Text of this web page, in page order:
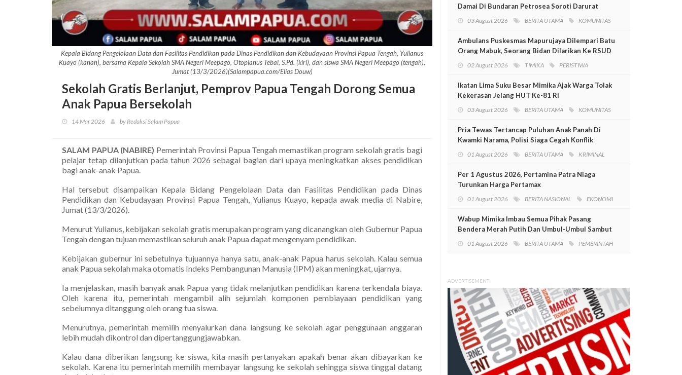
Kepala Bidang Pengelolaan Data dan Fasilitas Pendidikan pada Dinas Pendidikan dan Kebudayaan Provinsi Papua Tengah, Yulianus
Kuayo (kanan), bersama Kepala Sekolah SMA Negeri Meepago, Otopianus Tebai, S.Pd. (kiri), dan siswa SMA Negeri Meepago (tengah),
Jumat (13/3/2026)(Salampapua.com/Elias Douw)
Sekolah Gratis Berlanjut, Pemprov Papua Tengah Dorong Semua
Anak Papua Bersekolah
14 Mar 2026 by Redaksi Salam Papua
SALAM PAPUA (NABIRE) Pemerintah Provinsi Papua Tengah memastikan program sekolah gratis bagi
pelajar tetap dilanjutkan pada tahun 2026 sebagai bagian dari upaya meningkatkan akses pendidikan
bagi anak-anak Papua.
Hal tersebut disampaikan Kepala Bidang Pengelolaan Data dan Fasilitas Pendidikan pada Dinas
Pendidikan dan Kebudayaan Provinsi Papua Tengah, Yulianus Kuayo, kepada awak media di Nabire,
Jumat (13/3/2026).
Menurut Yulianus, kebijakan sekolah gratis merupakan program yang dicanangkan oleh Gubernur Papua
Tengah dengan tujuan memastikan seluruh anak Papua dapat mengenyam pendidikan.
Kebijakan gubernur ini sebetulnya tujuannya hanya satu, anak-anak Papua harus sekolah. Kalau semua
anak Papua sekolah maka otomatis Indeks Pembangunan Manusia (IPM) akan meningkat, ujarnya.
Ia menjelaskan, masih banyak anak Papua yang tidak melanjutkan pendidikan karena terkendala biaya.
Oleh karena itu, pemerintah mengambil alih sejumlah komponen pembiayaan pendidikan yang
sebelumnya ditanggung oleh orang tua siswa.
Menurutnya, pemerintah memilih menyalurkan dana langsung ke sekolah agar penggunaan anggaran
lebih mudah dikontrol dan dipertanggungjawabkan.
Kalau dana diberikan langsung ke siswa, kita masih pertanyakan apakah benar akan dibayarkan ke
sekolah. Karena itu pemerintah memilih membayar langsung ke sekolah sehingga siswa tinggal datang
Damai Di Bundaran Petrosea Soroti Darurat
03 August 2026 BERITA UTAMA KOMUNITAS
Ambulans Puskesmas Mapurujaya Dilempari Batu
Orang Mabuk, Seorang Bidan Dilarikan Ke RSUD
02 August 2026 TIMIKA PERISTIWA
Ikatan Lima Suku Besar Mimika Ajak Warga Tolak
Kekerasan Jelang HUT Ke-81 RI
03 August 2026 BERITA UTAMA KOMUNITAS
Pria Tewas Tertancap Puluhan Anak Panah Di
Kwamki Narama, Polisi Siaga Cegah Konflik
01 August 2026 BERITA UTAMA KRIMINAL
Per 1 Agustus 2026, Pertamina Patra Niaga
Turunkan Harga Pertamax
01 August 2026 BERITA NASIONAL EKONOMI
Wabup Mimika Imbau Semua Pihak Pasang
Bendera Merah Putih Dan Umbul-Umbul Sambut
01 August 2026 BERITA UTAMA PEMERINTAH
ADVERTISEMENT